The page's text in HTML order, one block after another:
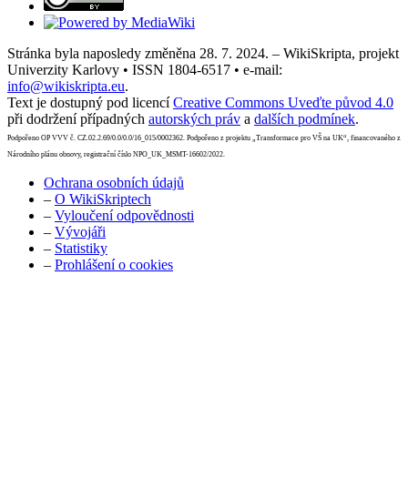
Stránka byla naposledy změněna 28. 7. 2024. – WikiSkripta, projekt
Univerzity Karlovy • ISSN 1804-6517 • e-mail:
info@wikiskripta.eu.
Text je dostupný pod licencíCreative Commons Uveďte původ 4.0
při dodržení případných autorských práv a dalších podmínek.
Podpořeno OP VVV č. CZ.02.2.69/0.0/0.0/16_015/0002362. Podpořeno z projektu „Transformace pro VŠ na UK“, financovaného z
Národního plánu obnovy, registrační číslo NPO_UK_MSMT-16602/2022.
Ochrana osobních údajů
– O WikiSkriptech
– Vyloučení odpovědnosti
– Vývojáři
– Statistiky
– Prohlášení o cookies